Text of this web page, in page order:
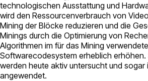
technologischen Ausstattung und
wird den Ressourcenverbrauch von
Mining der Blöcke reduzieren und die
Minings durch die Optimierung von
Algorithmen im für das Mining
Softwarecodesystem erheblich
werden heute aktiv untersucht und sogar
angewendet.